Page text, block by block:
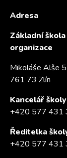
Adresa
Základní
organizace
Mikoláše Alše
761 73 Zlín
Kancelář školy
+420 577 431
Ředitelka
+420 577 431